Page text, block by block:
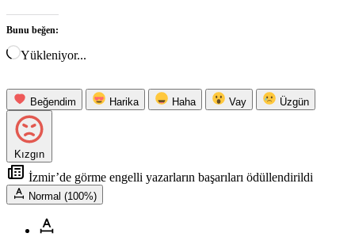
Bunu beğen:
Yükleniyor...
Beğendim Harika Haha Vay Üzgün
Kızgın
İzmir’de görme engelli yazarların başarıları ödüllendirildi
Normal (100%)